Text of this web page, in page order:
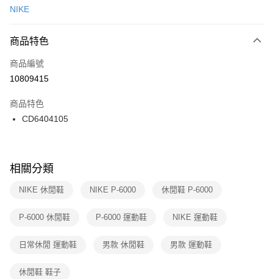
便利好安心！
３．安心：先確認商品／服務後，再付款。
【「AFTEE先享後付」結帳流程】
１．於結帳方式選擇「AFTEE先享後付」後，將跳轉至「AFTEE先享後付」
２．訂單成立數日內，您將收到繳費通知簡訊。
３．收到繳費通知簡訊後14天內，點擊此簡訊中的連結，可透過四大超商／
ATM／網路銀行／等多元方式進行付款，方視為交易完成。
※ 交易是否成功請以「AFTEE先享後付 」之結帳頁面顯示為準，若有關於
是否繳費成功／繳費後需取消欲退款等相關疑問，請聯繫「AFTEE先享後付
客戶支援中心」
https://netprotections.freshdesk.com/support/home
１．透過由恩沛科技股份有限公司提供之「AFTEE先享後付」服務完成之交
權轉讓予恩沛科技股份有限公司。
３．未成年的使用者請事先徵得法定代理人或監護人之同意方可使用
運送方式
每筆NT$100，滿NT$1,500(含以上)免運費
宅配
每筆NT$100，滿NT$1,500(含以上)免運費
NIKE
商品特色
商品編號
10809415
商品特色
CD6404105
相關分類
NIKE 休閒鞋 NIKE P-6000 休閒鞋 P-6000
P-6000 休閒鞋 P-6000 運動鞋 NIKE 運動鞋
日常休閒 運動鞋 男款 休閒鞋 男款 運動鞋
休閒鞋 鞋子